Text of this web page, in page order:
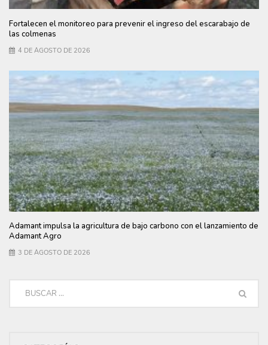
Fortalecen el monitoreo para prevenir el ingreso del escarabajo de
las colmenas
4 DE AGOSTO DE 2026
Adamant impulsa la agricultura de bajo carbono con el lanzamiento de
Adamant Agro
3 DE AGOSTO DE 2026